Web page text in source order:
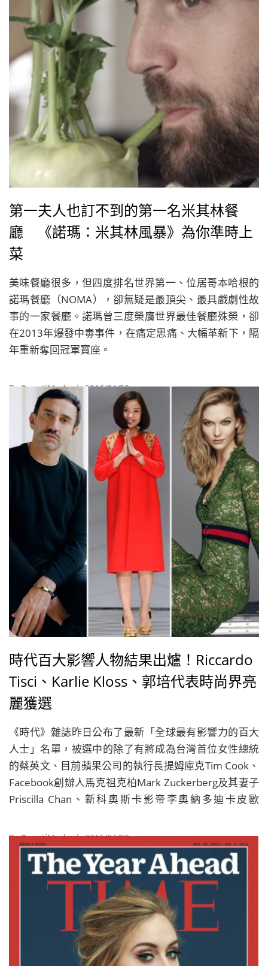
第一夫人也訂不到的第一名米其林餐
廳 《諾瑪：米其林風暴》為你準時上
菜
美味餐廳很多，但四度排名世界第一、位居哥本哈根的
諾瑪餐廳（NOMA），卻無疑是最頂尖、最具戲劇性故
事的一家餐廳。諾瑪曾三度榮膺世界最佳餐廳殊榮，卻
在2013年爆發中毒事件，在痛定思痛、大幅革新下，隔
年重新奪回冠軍寶座。
ByBeautiMode| 2016/04/30
時代百大影響人物結果出爐！Riccardo
Tisci、Karlie Kloss、郭培代表時尚界亮
麗獲選
《時代》雜誌昨日公布了最新「全球最有影響力的百大
人士」名單，被選中的除了有將成為台灣首位女性總統
的蔡英文、目前蘋果公司的執行長提姆庫克Tim Cook、
Facebook創辦人馬克祖克柏Mark Zuckerberg及其妻子
Priscilla Chan、新科奧斯卡影帝李奧納多迪卡皮歐
Tisci、中國設計師郭培也代表時尚界入選。
ByBeautiMode| 2016/04/22